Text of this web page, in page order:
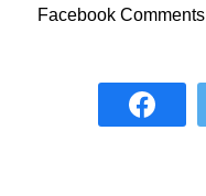
Facebook Comments